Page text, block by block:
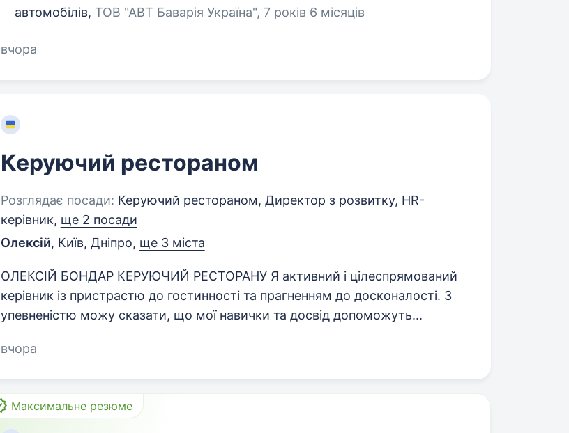
автомобілів, ТОВ "АВТ Баварія Україна", 7 років 6 місяців
вчора
Керуючий рестораном
Розглядає посади: Керуючий рестораном, Директор з розвитку, HR-
керівник, ще 2 посади
Олексій, Київ, Дніпро, ще 3 міста
ОЛЕКСІЙ БОНДАР КЕРУЮЧИЙ РЕСТОРАНУ Я активний і цілеспрямований
керівник із пристрастю до гостинності та прагненням до досконалості. З
упевненістю можу сказати, що мої навички та досвід допоможуть...
вчора
Максимальне резюме